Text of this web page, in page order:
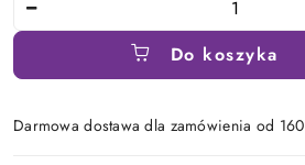
Do koszyka
Darmowa dostawa dla zamówienia od 160